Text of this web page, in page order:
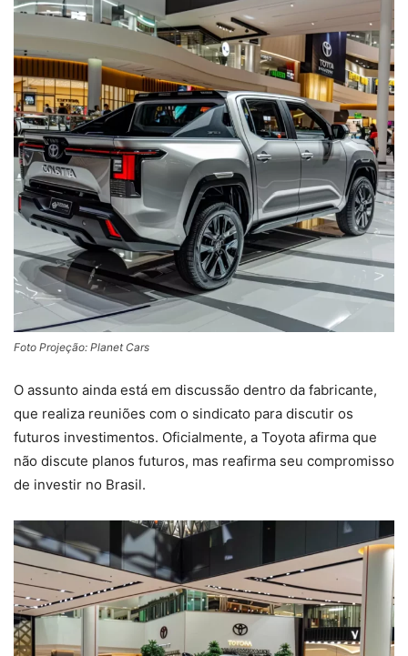
Foto Projeção: Planet Cars
O assunto ainda está em discussão dentro da fabricante,
que realiza reuniões com o sindicato para discutir os
futuros investimentos. Oficialmente, a Toyota afirma que
não discute planos futuros, mas reafirma seu compromisso
de investir no Brasil.